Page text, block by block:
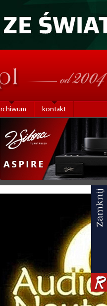
kontakt